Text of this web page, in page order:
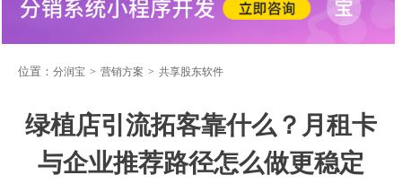
位置： 分润宝 > 营销方案 > 共享股东软件
绿植店引流拓客靠什么？月租卡
与企业推荐路径怎么做更稳定